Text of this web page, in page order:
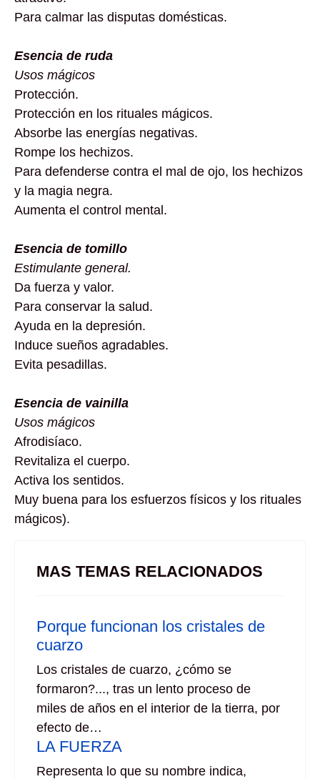
Para calmar las disputas domésticas.
Esencia de ruda
Usos mágicos
Protección.
Protección en los rituales mágicos.
Absorbe las energías negativas.
Rompe los hechizos.
Para defenderse contra el mal de ojo, los hechizos
y la magia negra.
Aumenta el control mental.
Esencia de tomillo
Estimulante general.
Da fuerza y valor.
Para conservar la salud.
Ayuda en la depresión.
Induce sueños agradables.
Evita pesadillas.
Esencia de vainilla
Usos mágicos
Afrodisíaco.
Revitaliza el cuerpo.
Activa los sentidos.
Muy buena para los esfuerzos físicos y los rituales
mágicos).
MAS TEMAS RELACIONADOS
Porque funcionan los cristales de
cuarzo
Los cristales de cuarzo, ¿cómo se
formaron?..., tras un lento proceso de
miles de años en el interior de la tierra, por
efecto de…
LA FUERZA
Representa lo que su nombre indica,